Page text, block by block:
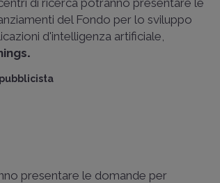
di ricerca potranno presentare le
del Fondo per lo sviluppo
d'intelligenza artificiale,
.
presentare le domande per